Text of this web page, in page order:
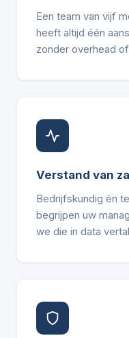
Een team van vijf
heeft altijd één
zonder overhead
Verstand van
Bedrijfskundig én
begrijpen uw
we die in data